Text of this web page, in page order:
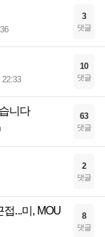
3
댓글
22:33
10
댓글
니다 63
댓글
2
댓글
...미, MOU
8
댓글